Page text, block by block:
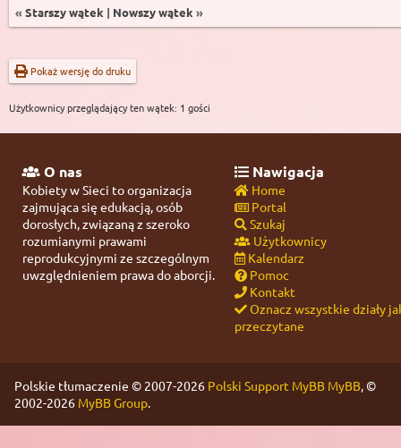
« Starszy wątek | Nowszy wątek »
Pokaż wersję do druku
Użytkownicy przeglądający ten wątek: 1 gości
O nas
Kobiety w Sieci to organizacja
zajmująca się edukacją, osób
dorosłych, związaną z szeroko
rozumianymi prawami
reprodukcyjnymi ze szczególnym
uwzględnieniem prawa do aborcji.
Nawigacja
Home
Portal
Szukaj
Użytkownicy
Kalendarz
Pomoc
Kontakt
Oznacz wszystkie działy
przeczytane
Polskie tłumaczenie © 2007-2026 Polski Support MyBB MyBB, ©
2002-2026 MyBB Group.